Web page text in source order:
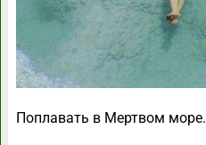
Поплавать в Мертвом море.